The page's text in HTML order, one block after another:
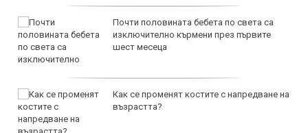
Почти половината бебета по света са
изключително кърмени през първите
шест месеца
Как се променят костите с напредване на
възрастта?